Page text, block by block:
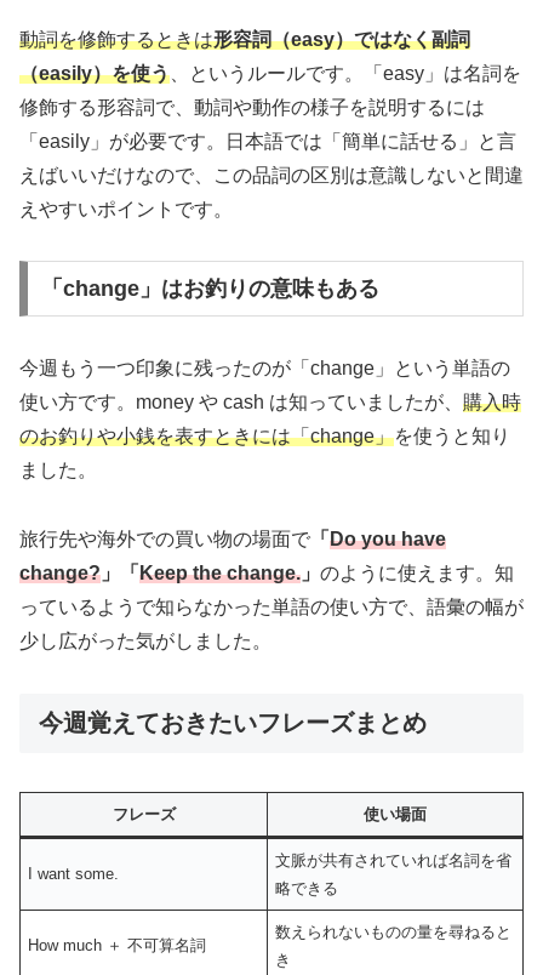
動詞を修飾するときは形容詞（easy）ではなく副詞
（easily）を使う 、というルールです。「easy」は名詞を
修飾する形容詞で、動詞や動作の様子を説明するには
「easily」が必要です。日本語では「簡単に話せる」と言
えばいいだけなので、この品詞の区別は意識しないと間違
えやすいポイントです。
「change」はお釣りの意味もある
今週もう一つ印象に残ったのが「change」という単語の
使い方です。money や cash は知っていましたが、 購入時
のお釣りや小銭を表すときには「change」を使うと知り
ました。
旅行先や海外での買い物の場面で 「 Do you have
change? 」「 Keep the change. 」 のように使えます。知
っているようで知らなかった単語の使い方で、語彙の幅が
少し広がった気がしました。
今週覚えておきたいフレーズまとめ
フレーズ 使い場面
I want some.
文脈が共有されていれば名詞を省
略できる
How much ＋ 不可算名詞
数えられないものの量を尋ねると
き